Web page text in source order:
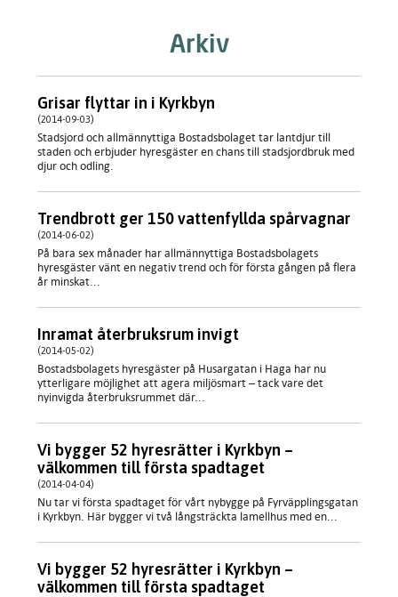
Arkiv
Grisar flyttar in i Kyrkbyn
(2014-09-03)
Stadsjord och allmännyttiga Bostadsbolaget tar lantdjur till
staden och erbjuder hyresgäster en chans till stadsjordbruk med
djur och odling.
Trendbrott ger 150 vattenfyllda spårvagnar
(2014-06-02)
På bara sex månader har allmännyttiga Bostadsbolagets
hyresgäster vänt en negativ trend och för första gången på flera
år minskat...
Inramat återbruksrum invigt
(2014-05-02)
Bostadsbolagets hyresgäster på Husargatan i Haga har nu
ytterligare möjlighet att agera miljösmart – tack vare det
nyinvigda återbruksrummet där...
Vi bygger 52 hyresrätter i Kyrkbyn –
välkommen till första spadtaget
(2014-04-04)
Nu tar vi första spadtaget för vårt nybygge på Fyrväpplingsgatan
i Kyrkbyn. Här bygger vi två långsträckta lamellhus med en...
Vi bygger 52 hyresrätter i Kyrkbyn –
välkommen till första spadtaget